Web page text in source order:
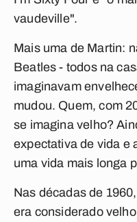
vaudeville".
Mais uma de Martin:
Beatles - todos na
imaginavam
mudou. Quem, com
se imagina velho?
expectativa de vida e
uma vida mais longa
Nas décadas de
era considerado